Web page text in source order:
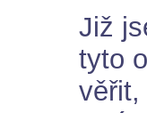
Již
tyto
věřit,